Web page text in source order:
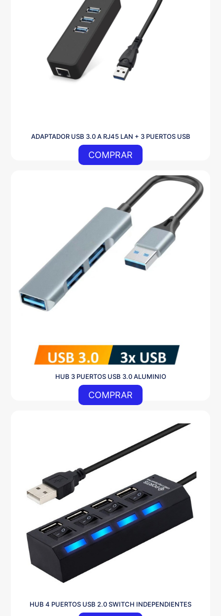
ADAPTADOR USB 3.0 A RJ45 LAN + 3 PUERTOS USB
COMPRAR
HUB 3 PUERTOS USB 3.0 ALUMINIO
COMPRAR
HUB 4 PUERTOS USB 2.0 SWITCH INDEPENDIENTES